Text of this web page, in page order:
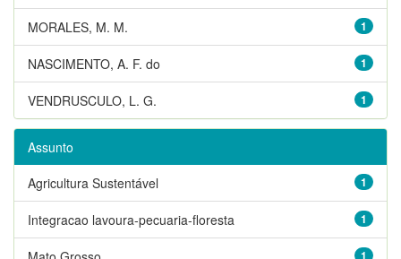
1
MORALES, M. M.
1
NASCIMENTO, A. F. do
1
VENDRUSCULO, L. G.
Assunto
1
Agricultura Sustentável
1
Integracao lavoura-pecuaria-floresta
1